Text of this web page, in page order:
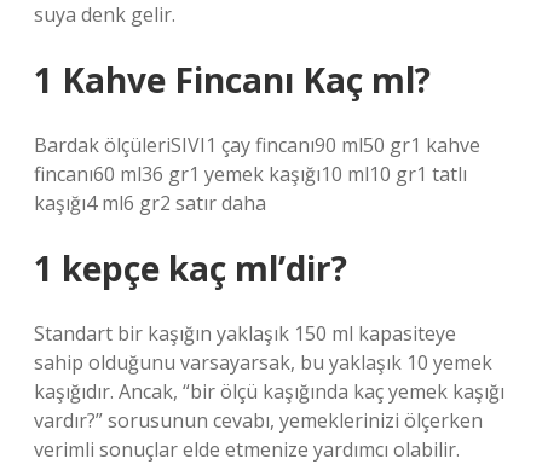
suya denk gelir.
1 Kahve Fincanı Kaç ml?
Bardak ölçüleriSIVI1 çay fincanı90 ml50 gr1 kahve
fincanı60 ml36 gr1 yemek kaşığı10 ml10 gr1 tatlı
kaşığı4 ml6 gr2 satır daha
1 kepçe kaç ml’dir?
Standart bir kaşığın yaklaşık 150 ml kapasiteye
sahip olduğunu varsayarsak, bu yaklaşık 10 yemek
kaşığıdır. Ancak, “bir ölçü kaşığında kaç yemek kaşığı
vardır?” sorusunun cevabı, yemeklerinizi ölçerken
verimli sonuçlar elde etmenize yardımcı olabilir.